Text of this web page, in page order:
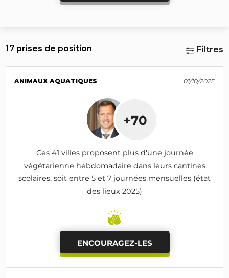
17 prises de position Filtres
ANIMAUX AQUATIQUES 01/10/2025
+70
Ces 41 villes proposent plus d'une journée
végétarienne hebdomadaire dans leurs cantines
scolaires, soit entre 5 et 7 journées mensuelles (état
des lieux 2025)
ENCOURAGEZ-LES